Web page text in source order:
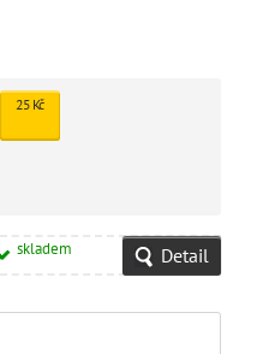
25 Kč
skladem Detail